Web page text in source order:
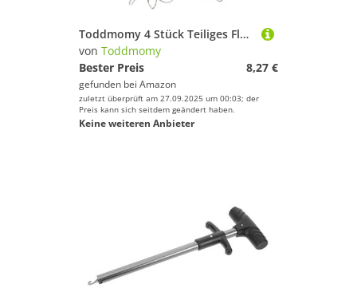
Toddmomy 4 Stück Teiliges Fluoreszierendes Angelhaken Rostfreiem Stahl Bionischer Nachtleuchtender Tintenfischköder für Süßwasserangeln in Flüssen Seen und Teichen Robust und Langlebig
von Toddmomy
Bester Preis
8,27 €
gefunden bei Amazon
zuletzt überprüft am 27.09.2025 um 00:03; der
Preis kann sich seitdem geändert haben.
Keine weiteren Anbieter